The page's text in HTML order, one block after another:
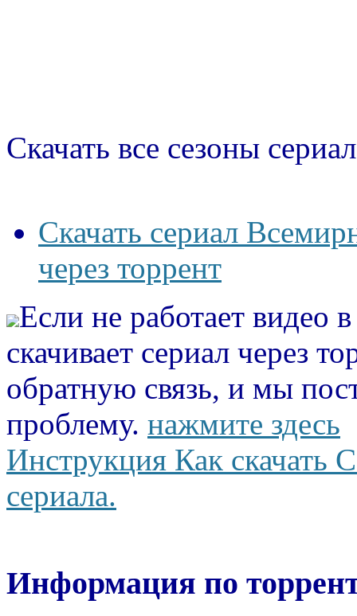
Скачать все сезоны
Скачать сериал
через торрент
Если не работает видео
скачивает сериал через
обратную связь, и мы
проблему. нажмите здесь
Инструкция Как скачать
сериала.
Информация по